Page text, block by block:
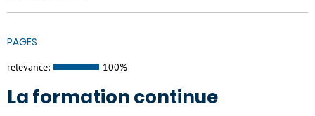
PAGES
relevance: 100%
La formation continue